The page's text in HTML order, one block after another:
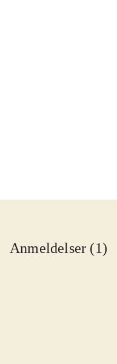
Anmeldelser (1)